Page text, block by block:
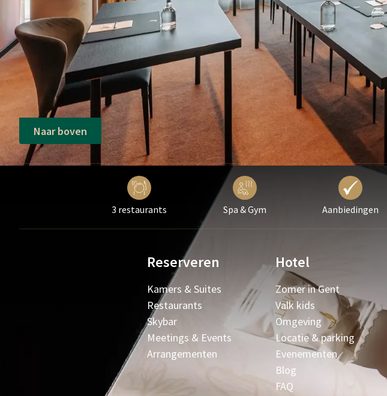
Naar boven
3 restaurants Spa & Gym Aanbiedingen
Reserveren
Kamers & Suites
Restaurants
Skybar
Meetings & Events
Arrangementen
Hotel
Zomer in Gent
Valk kids
Omgeving
Locatie & parking
Evenementen
Blog
FAQ